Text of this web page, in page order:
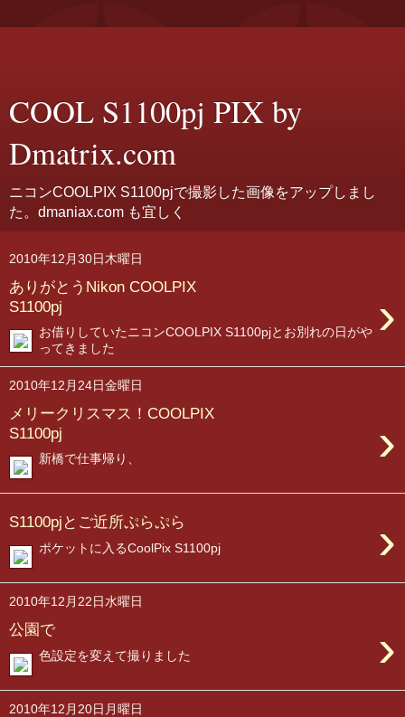
COOL S1100pj PIX by
Dmatrix.com
ニコンCOOLPIX S1100pjで撮影した画像をアップしまし
た。dmaniax.com も宜しく
2010年12月30日木曜日
ありがとうNikon COOLPIX
S1100pj
›
お借りしていたニコンCOOLPIX S1100pjとお別れの日がや
ってきました
2010年12月24日金曜日
メリークリスマス！COOLPIX
S1100pj
›
新橋で仕事帰り、
S1100pjとご近所ぷらぷら ›
ポケットに入るCoolPix S1100pj
2010年12月22日水曜日
公園で ›
色設定を変えて撮りました
2010年12月20日月曜日